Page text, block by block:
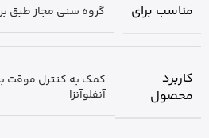
مناسب برای گروه سنی مجاز طبق
کاربرد
محصول
کمک به کنترل موقت
آنفلوآنزا